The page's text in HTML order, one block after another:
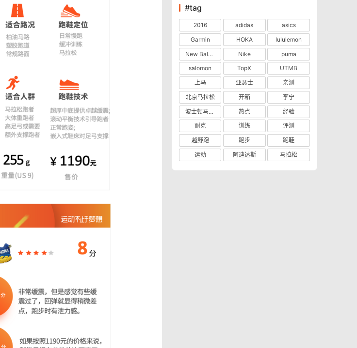
#tag
2016 adidas
asics
Garmin
HOKA
lululemon
New Balance
Nike
puma
salomon
TopX
UTMB
上马
亚瑟士
亲测
北京马拉松
开箱
李宁
波士顿马拉松
热点
经验
耐克
训练
评测
越野跑
跑步
跑鞋
运动
阿迪达斯 马拉松